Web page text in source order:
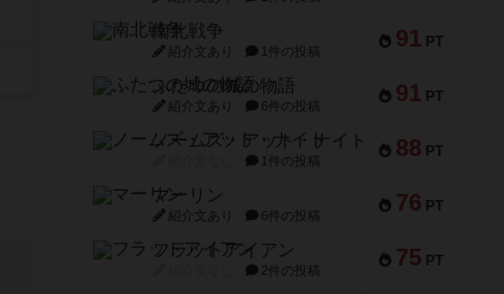
91 PT
南北戦争
紹介文あり 1件の投稿
91 PT
ふたつの城の物語
紹介文あり 6件の投稿
88 PT
ノームズ・アット・ナイト
1件の投稿
76 PT
マーリン
紹介文あり 6件の投稿
75 PT
フラットアイアン
2件の投稿